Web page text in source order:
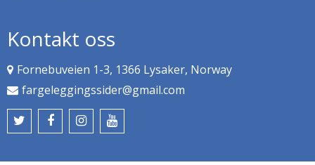
Kontakt oss
Fornebuveien 1-3, 1366 Lysaker, Norway
fargeleggingssider@gmail.com